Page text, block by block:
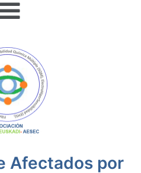
Afectados por